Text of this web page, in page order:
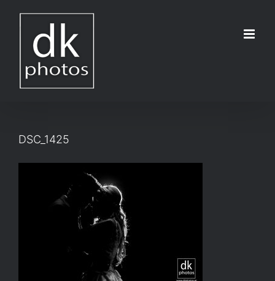
DSC_1425